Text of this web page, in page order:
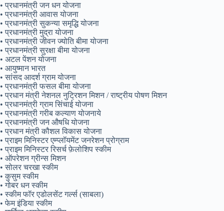
• प्रधानमंत्री जन धन योजना
• प्रधानमंत्री आवास योजना
• प्रधानमंत्री सुकन्या समृद्धि योजना
• प्रधानमंत्री मुद्रा योजना
• प्रधानमंत्री जीवन ज्योति बीमा योजना
• प्रधानमंत्री सुरक्षा बीमा योजना
• अटल पेंशन योजना
• आयुष्मान भारत
• सांसद आदर्श ग्राम योजना
• प्रधानमंत्री फसल बीमा योजना
• प्रधान मंत्री नेशनल नुट्रिशन मिशन / राष्ट्रीय पोषण मिशन
• प्रधानमंत्री ग्राम सिंचाई योजना
• प्रधानमंत्री गरीब कल्याण योजनाये
• प्रधानमंत्री जन औषधि योजना
• प्रधान मंत्री कौशल विकास योजना
• प्राइम मिनिस्टर एम्प्लॉयमेंट जनरेशन प्रोग्राम
• प्राइम मिनिस्टर रिसर्च फ़ेलोशिप स्कीम
• ऑपरेशन ग्रीन्स मिशन
• सोलर चरखा स्कीम
• कुसुम स्कीम
• गोबर धन स्कीम
• स्कीम फॉर एडोलसेंट गर्ल्स (साबला)
• फेम इंडिया स्कीम